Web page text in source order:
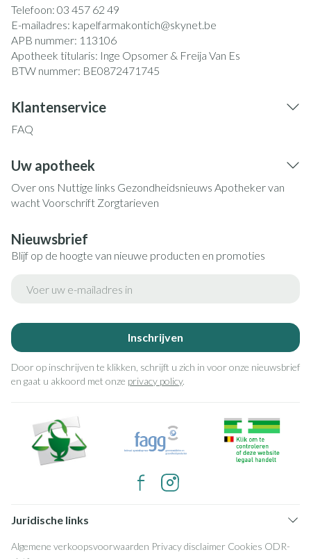
Telefoon: 03 457 62 49
E-mailadres: kapelfarmakontich@skynet.be
APB nummer: 113106
Apotheek titularis: Inge Opsomer & Freija Van Es
BTW nummer: BE0872471745
Klantenservice
FAQ
Uw apotheek
Over ons Nuttige links Gezondheidsnieuws Apotheker van
wachtVoorschrift Zorgtarieven
Nieuwsbrief
Blijf op de hoogte van nieuwe producten en promoties
Inschrijven
Door op inschrijven te klikken, schrijft u zich in voor onze nieuwsbrief
en gaat u akkoord met onze privacy policy.
Juridische links
Algemene verkoopsvoorwaarden Privacy disclaimer Cookies ODR-